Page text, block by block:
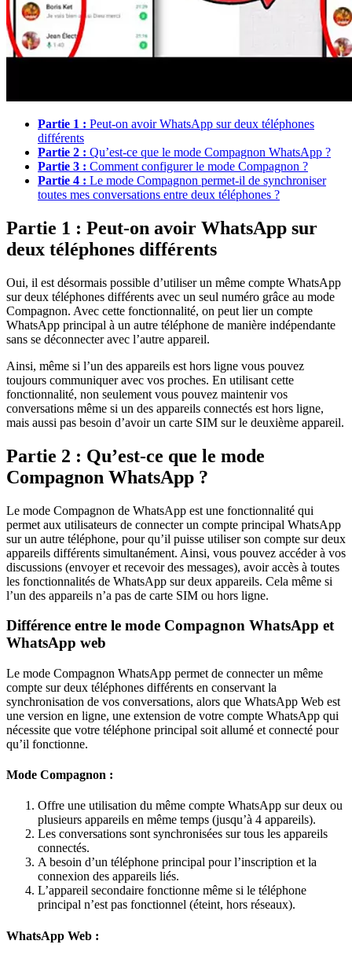
Partie 1 : Peut-on avoir WhatsApp sur deux téléphones
différents
Partie 2 : Qu’est-ce que le mode Compagnon WhatsApp ?
Partie 3 : Comment configurer le mode Compagnon ?
Partie 4 : Le mode Compagnon permet-il de synchroniser
toutes mes conversations entre deux téléphones ?
Partie 1 : Peut-on avoir WhatsApp sur
deux téléphones différents
Oui, il est désormais possible d’utiliser un même compte WhatsApp
sur deux téléphones différents avec un seul numéro grâce au mode
Compagnon. Avec cette fonctionnalité, on peut lier un compte
WhatsApp principal à un autre téléphone de manière indépendante
sans se déconnecter avec l’autre appareil.
Ainsi, même si l’un des appareils est hors ligne vous pouvez
toujours communiquer avec vos proches. En utilisant cette
fonctionnalité, non seulement vous pouvez maintenir vos
conversations même si un des appareils connectés est hors ligne,
mais aussi pas besoin d’avoir un carte SIM sur le deuxième appareil.
Partie 2 : Qu’est-ce que le mode
Compagnon WhatsApp ?
Le mode Compagnon de WhatsApp est une fonctionnalité qui
permet aux utilisateurs de connecter un compte principal WhatsApp
sur un autre téléphone, pour qu’il puisse utiliser son compte sur deux
appareils différents simultanément. Ainsi, vous pouvez accéder à vos
discussions (envoyer et recevoir des messages), avoir accès à toutes
les fonctionnalités de WhatsApp sur deux appareils. Cela même si
l’un des appareils n’a pas de carte SIM ou hors ligne.
Différence entre le mode Compagnon WhatsApp et
WhatsApp web
Le mode Compagnon WhatsApp permet de connecter un même
compte sur deux téléphones différents en conservant la
synchronisation de vos conversations, alors que WhatsApp Web est
une version en ligne, une extension de votre compte WhatsApp qui
nécessite que votre téléphone principal soit allumé et connecté pour
qu’il fonctionne.
Mode Compagnon :
Offre une utilisation du même compte WhatsApp sur deux ou
plusieurs appareils en même temps (jusqu’à 4 appareils).
Les conversations sont synchronisées sur tous les appareils
connectés.
A besoin d’un téléphone principal pour l’inscription et la
connexion des appareils liés.
L’appareil secondaire fonctionne même si le téléphone
principal n’est pas fonctionnel (éteint, hors réseaux).
WhatsApp Web :